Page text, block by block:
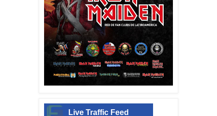
Live Traffic Feed